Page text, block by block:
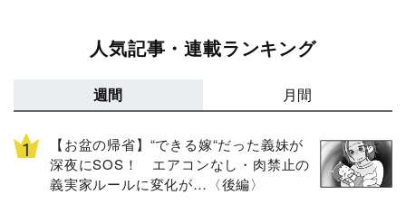
人気記事・連載ランキング
週間 月間
【お盆の帰省】“できる嫁“だった義妹が
深夜にSOS！ エアコンなし・肉禁止の
義実家ルールに変化が…〈後編〉